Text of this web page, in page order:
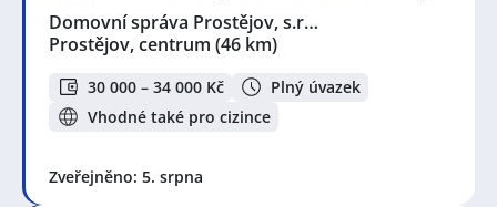
Domovní správa Prostějov, s.r…
Prostějov, centrum (46 km)
30 000 – 34 000 Kč
Plný úvazek
Vhodné také pro cizince
Zveřejněno: 5. srpna